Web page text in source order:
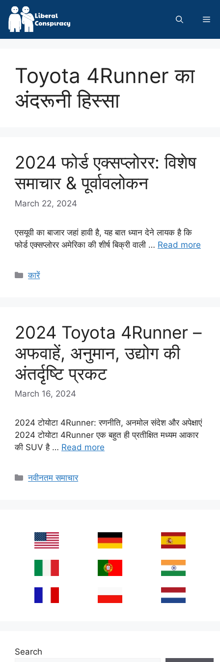
Skip
content
Toyota 4Runner का
अंदरूनी हिस्सा
2024 फोर्ड एक्सप्लोरर: विशेष
समाचार & पूर्वावलोकन
March 22, 2024
एसयूवी का बाजार जहां हावी है, यह बात ध्यान देने लायक है कि
फोर्ड एक्सप्लोरर अमेरिका की शीर्ष बिक्री वाली … Read more
Categories
कारें
2024 Toyota 4Runner –
अफवाहें, अनुमान, उद्योग की
अंतर्दृष्टि प्रकट
March 16, 2024
2024 टोयोटा 4Runner: रणनीति, अनमोल संदेश और अपेक्षाएं
2024 टोयोटा 4Runner एक बहुत ही प्रतीक्षित मध्यम आकार
की SUV है … Read more
Categories
नवीनतम समाचार
Search